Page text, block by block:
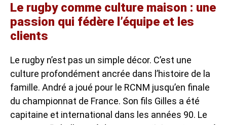
Le rugby comme culture maison : une
passion qui fédère l’équipe et les
clients
Le rugby n’est pas un simple décor. C’est une
culture profondément ancrée dans l’histoire de la
famille. André a joué pour le RCNM jusqu’en finale
du championnat de France. Son fils Gilles a été
capitaine et international dans les années 90. Le